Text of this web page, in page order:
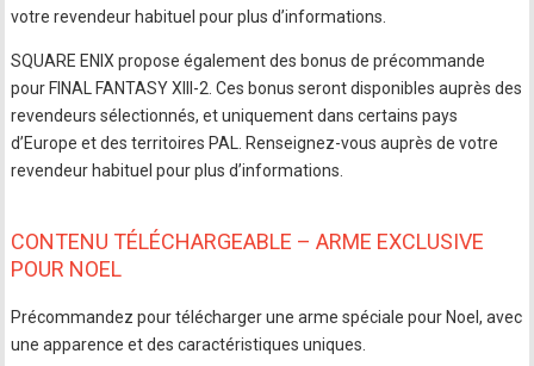
votre revendeur habituel pour plus d’informations.
SQUARE ENIX propose également des bonus de précommande
pour FINAL FANTASY XIII-2. Ces bonus seront disponibles auprès des
revendeurs sélectionnés, et uniquement dans certains pays
d’Europe et des territoires PAL. Renseignez-vous auprès de votre
revendeur habituel pour plus d’informations.
CONTENU TÉLÉCHARGEABLE – ARME EXCLUSIVE
POUR NOEL
Précommandez pour télécharger une arme spéciale pour Noel, avec
une apparence et des caractéristiques uniques.